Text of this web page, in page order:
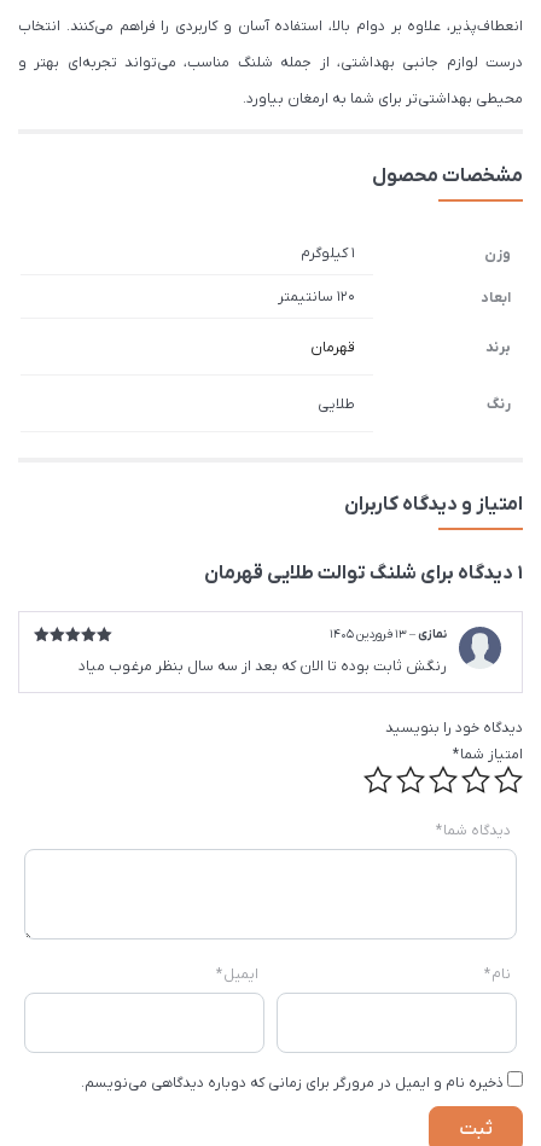
انعطاف‌پذیر، علاوه بر دوام بالا، استفاده آسان و کاربردی را فراهم می‌کنند. انتخاب
درست لوازم جانبی بهداشتی، از جمله شلنگ مناسب، می‌تواند تجربه‌ای بهتر و
محیطی بهداشتی‌تر برای شما به ارمغان بیاورد.
مشخصات محصول
وزن 1 کیلوگرم
ابعاد 120 سانتیمتر
برند قهرمان
رنگ طلایی
امتیاز و دیدگاه کاربران
1 دیدگاه برای شلنگ توالت طلایی قهرمان
5
نمازی–13 فروردین 1405
رنگش ثابت بوده تا الان که بعد از سه سال بنظر مرغوب میاد
دیدگاه خود را بنویسید
امتیاز شما*
دیدگاه شما*
نام* ایمیل*
ذخیره نام و ایمیل در مرورگر برای زمانی که دوباره دیدگاهی می‌نویسم.